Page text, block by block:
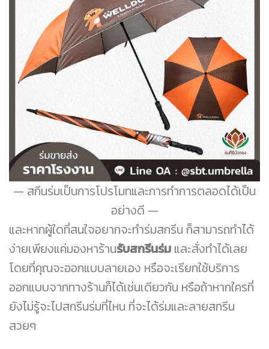
สกีนร่มเป็นการโปรโมทและการทำการตลอดได้เป็น
อย่างดี
และหากผู้ใดที่สนใจอยากจะทำร่มสกรีน ก็สามารถทำได้
ง่ายเพียงแค่มองหาร้านรับสกรีนร่ม และสั่งทำได้เลย
โดยที่คุณจะออกแบบลายเอง หรือจะเรียกใช้บริการ
ออกแบบจากทางร้านก็ได้เช่นเดียวกัน หรือถ้าหากใครที่
ยังไม่รู้จะไปสกรีนร่มที่ไหน ที่จะได้ร่มและลายสกรีน
สวยๆ